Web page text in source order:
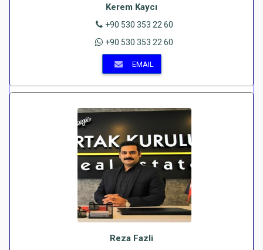
Kerem Kaycı
+90 530 353 22 60
+90 530 353 22 60
EMAIL
Reza Fazli